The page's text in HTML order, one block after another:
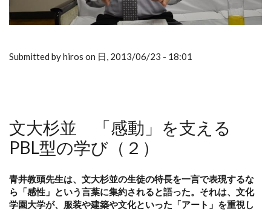
Submitted by hiros on 日, 2013/06/23 - 18:01
文大杉並 「感動」を支える
PBL型の学び（２）
青井教頭先生は、文大杉並の生徒の特長を一言で表現するな
ら「感性」という言葉に集約されると語った。それは、文化
学園大学が、服装や建築や文化といった「アート」を重視し